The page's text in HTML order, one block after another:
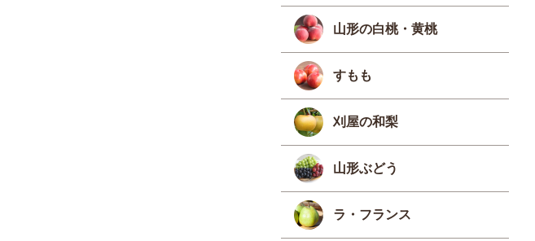
山形の白桃・黄桃
すもも
刈屋の和梨
山形ぶどう
ラ・フランス